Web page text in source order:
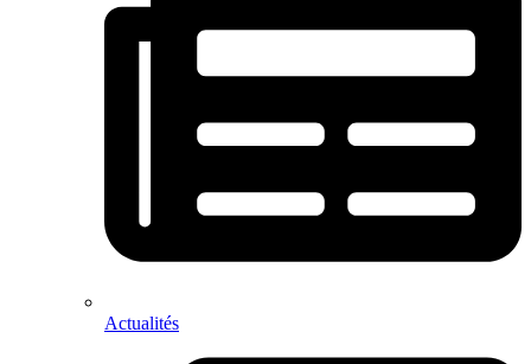
Actualités